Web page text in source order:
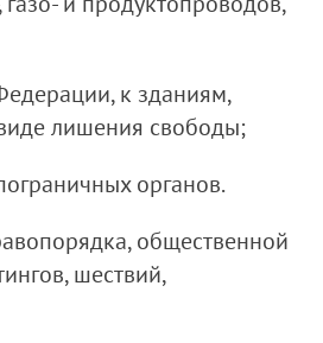
к зданиям,
лишения свободы;
органов.
общественной
шествий,